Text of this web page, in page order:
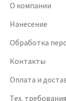
О компании
Нанесение
Обработка
Контакты
Оплата и
Тех.